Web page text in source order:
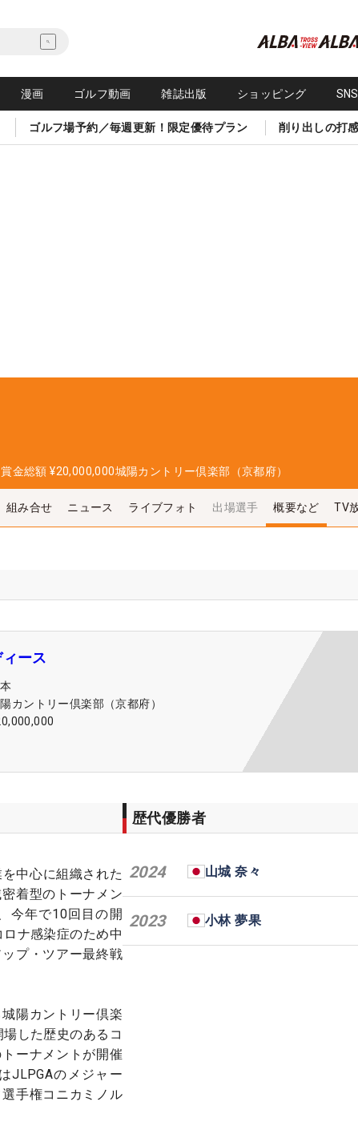
漫画 ゴルフ動画 雑誌出版 ショッピング
ゴルフ場予約／毎週更新！限定優待プラン 削り出しの打
賞金総額 ¥20,000,000城陽カントリー倶楽部（京都府）
組み合せ ニュース ライブフォト 出場選手 概要など TV
ース
カントリー倶楽部（京都府）
中心に組織された
着型のトーナメン
今年で10回目の開
ナ感染症のため中
プ・ツアー最終戦
陽カントリー倶楽
した歴史のあるコ
ーナメントが開催
JLPGAのメジャー
手権コニカミノル
歴代優勝者
2024 山城 奈々
2023 小林 夢果